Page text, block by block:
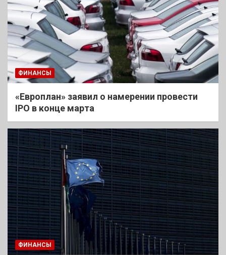
ФИНАНСЫ
«Европлан» заявил о намерении провести
IPO в конце марта
ФИНАНСЫ